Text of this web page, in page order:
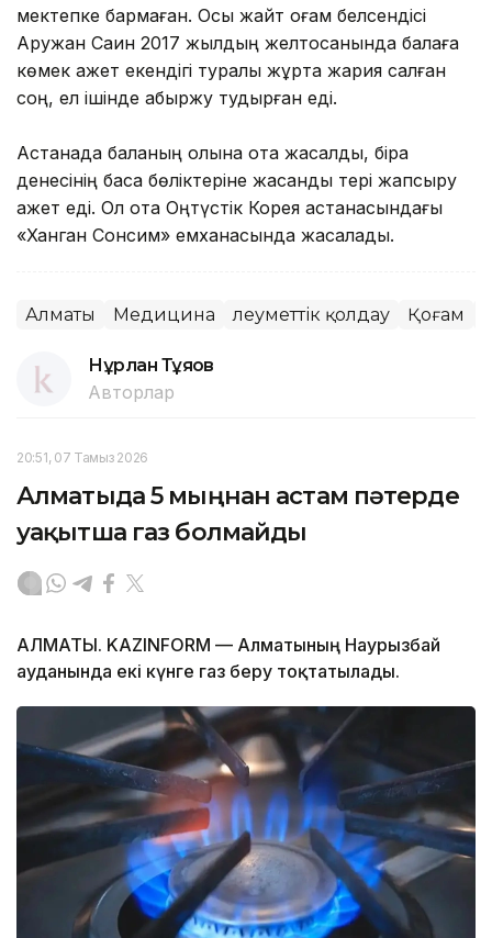
мектепке бармаған. Осы жайт қоғам белсендісі
Аружан Саин 2017 жылдың желтоқсанында балаға
көмек қажет екендігі туралы жұртқа жария салған
соң, ел ішінде абыржу тудырған еді.
Астанада баланың қолына ота жасалды, бірақ
денесінің басқа бөліктеріне жасанды тері жапсыру
қажет еді. Ол ота Оңтүстік Корея астанасындағы
«Ханган Сонсим» емханасында жасалады.
Алматы Медицина Әлеуметтік қолдау Қоғам
Нұрлан Тұяқов
Авторлар
20:51, 07 Тамыз 2026
Алматыда 5 мыңнан астам пәтерде
уақытша газ болмайды
АЛМАТЫ. KAZINFORM — Алматының Наурызбай
ауданында екі күнге газ беру тоқтатылады.